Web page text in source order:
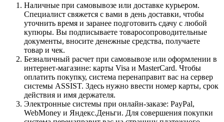
Наличные при самовывозе или доставке курьером.
Специалист свяжется с вами в день доставки, чтобы
уточнить время и заранее подготовить сдачу с любой
купюры. Вы подписываете товаросопроводительные
документы, вносите денежные средства, получаете
товар и чек.
Безналичный расчет при самовывозе или оформлении в
интернет-магазине: карты Visa и MasterCard. Чтобы
оплатить покупку, система перенаправит вас на сервер
системы ASSIST. Здесь нужно ввести номер карты, срок
действия и имя держателя.
Электронные системы при онлайн-заказе: PayPal,
WebMoney и Яндекс.Деньги. Для совершения покупки